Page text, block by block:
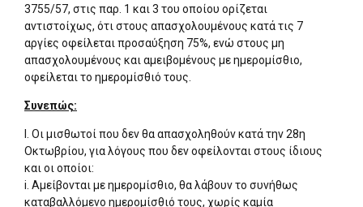
3755/57, στις παρ. 1 και 3 του οποίου ορίζεται
αντιστοίχως, ότι στους απασχολουμένους κατά τις 7
αργίες οφείλεται προσαύξηση 75%, ενώ στους μη
απασχολουμένους και αμειβομένους με ημερομίσθιο,
οφείλεται το ημερομίσθιό τους.
Συνεπώς:
I. Οι μισθωτοί που δεν θα απασχοληθούν κατά την 28η
Οκτωβρίου, για λόγους που δεν οφείλονται στους ίδιους
και οι οποίοι:
i. Αμείβονται με ημερομίσθιο, θα λάβουν το συνήθως
καταβαλλόμενο ημερομίσθιό τους, χωρίς καμία